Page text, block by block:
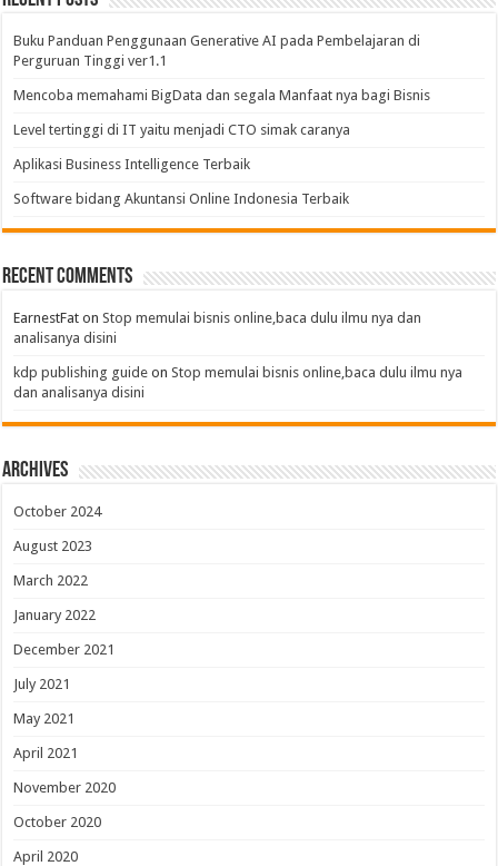
Buku Panduan Penggunaan Generative AI pada Pembelajaran di
Perguruan Tinggi ver1.1
Mencoba memahami BigData dan segala Manfaat nya bagi Bisnis
Level tertinggi di IT yaitu menjadi CTO simak caranya
Aplikasi Business Intelligence Terbaik
Software bidang Akuntansi Online Indonesia Terbaik
Recent Comments
EarnestFat onStop memulai bisnis online,baca dulu ilmu nya dan
analisanya disini
kdp publishing guide onStop memulai bisnis online,baca dulu ilmu nya
dan analisanya disini
Archives
October 2024
August 2023
March 2022
January 2022
December 2021
July 2021
May 2021
April 2021
November 2020
October 2020
April 2020